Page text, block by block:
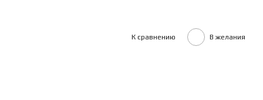
К сравнению В желания